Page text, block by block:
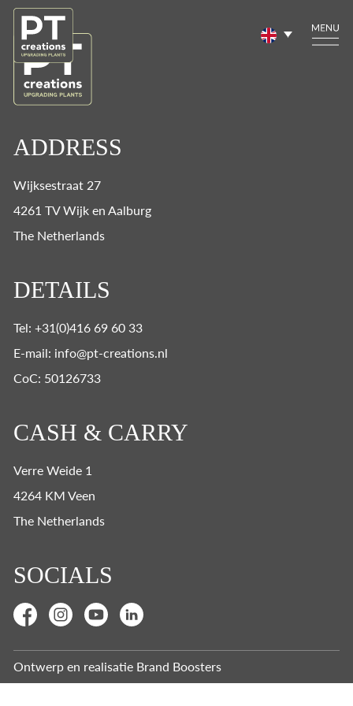
ADDRESS
Wijksestraat 27
4261 TV Wijk en Aalburg
The Netherlands
DETAILS
Tel: +31(0)416 69 60 33
E-mail: info@pt-creations.nl
CoC: 50126733
CASH & CARRY
Verre Weide 1
4264 KM Veen
The Netherlands
SOCIALS
Ontwerp en realisatie Brand Boosters